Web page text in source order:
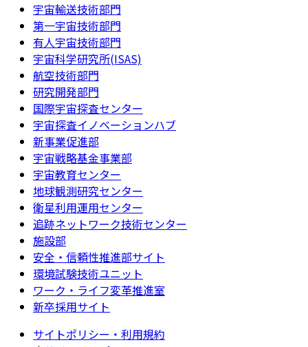
宇宙輸送技術部門
第一宇宙技術部門
有人宇宙技術部門
宇宙科学研究所(ISAS)
航空技術部門
研究開発部門
国際宇宙探査センター
宇宙探査イノベーションハブ
新事業促進部
宇宙戦略基金事業部
宇宙教育センター
地球観測研究センター
衛星利用運用センター
追跡ネットワーク技術センター
施設部
安全・信頼性推進部サイト
環境試験技術ユニット
ワーク・ライフ変革推進室
新卒採用サイト
サイトポリシー・利用規約